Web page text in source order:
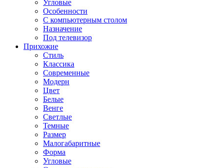
Угловые
Особенности
С компьютерным столом
Назначение
Под телевизор
Прихожие
Стиль
Классика
Современные
Модерн
Цвет
Белые
Венге
Светлые
Темные
Размер
Малогабаритные
Форма
Угловые